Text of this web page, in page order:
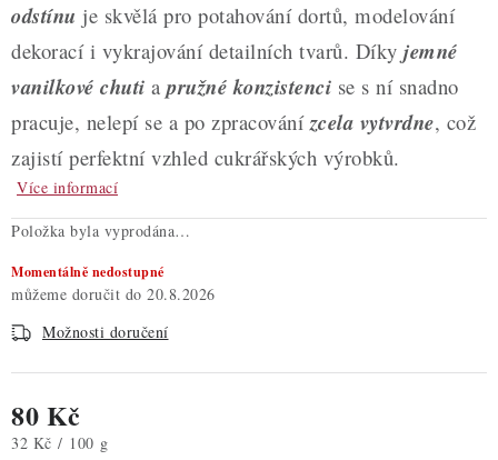
odstínu je skvělá pro potahování dortů, modelování
dekorací i vykrajování detailních tvarů. Díky jemné
vanilkové chuti apružné konzistenci se s ní snadno
pracuje, nelepí se a po zpracovánízcela vytvrdne, což
zajistí perfektní vzhled cukrářských výrobků.
Více informací
Položka byla vyprodána…
Momentálně nedostupné
20.8.2026
Možnosti doručení
80 Kč
Měrná cena:
32 Kč / 100 g